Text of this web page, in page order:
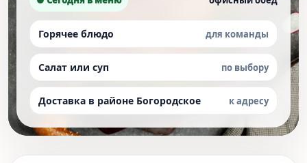
Горячее блюдо для команды
Салат или суп по выбору
Доставка в районе Богородское к адресу